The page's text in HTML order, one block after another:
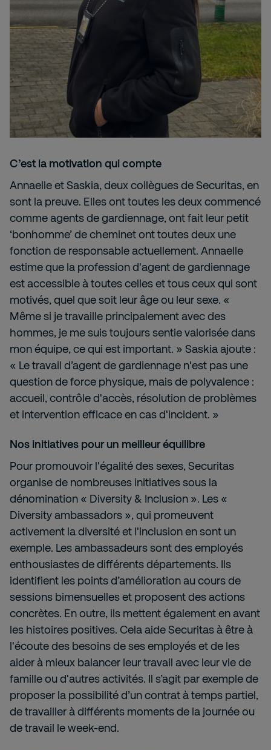
C’est la motivation qui compte
Annaelle et Saskia, deux collègues de Securitas, en
sont la preuve. Elles ont toutes les deux commencé
comme agents de gardiennage, ont fait leur petit
‘bonhomme’ de cheminet ont toutes deux une
fonction de responsable actuellement. Annaelle
estime que la profession d'agent de gardiennage
est accessible à toutes celles et tous ceux qui sont
motivés, quel que soit leur âge ou leur sexe. «
Même si je travaille principalement avec des
hommes, je me suis toujours sentie valorisée dans
mon équipe, ce qui est important. » Saskia ajoute :
« Le travail d’agent de gardiennage n'est pas une
question de force physique, mais de polyvalence :
accueil, contrôle d'accès, résolution de problèmes
et intervention efficace en cas d'incident. »
Nos initiatives pour un meilleur équilibre
Pour promouvoir l'égalité des sexes, Securitas
organise de nombreuses initiatives sous la
dénomination « Diversity & Inclusion ». Les «
Diversity ambassadors », qui promeuvent
activement la diversité et l'inclusion en sont un
exemple. Les ambassadeurs sont des employés
enthousiastes de différents départements. Ils
identifient les points d’amélioration au cours de
sessions bimensuelles et proposent des actions
concrètes. En outre, ils mettent également en avant
les histoires positives. Cela aide Securitas à être à
l'écoute des besoins de ses employés et de les
aider à mieux balancer leur travail avec leur vie de
famille ou d'autres activités. Il s’agit par exemple de
proposer la possibilité d’un contrat à temps partiel,
de travailler à différents moments de la journée ou
de travail le week-end.